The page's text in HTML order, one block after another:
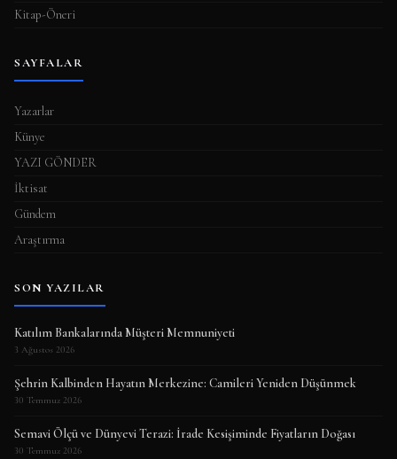
Kitap-Öneri
SAYFALAR
Yazarlar
Künye
YAZI GÖNDER
İktisat
Gündem
Araştırma
SON YAZILAR
Katılım Bankalarında Müşteri Memnuniyeti
3 Ağustos 2026
Şehrin Kalbinden Hayatın Merkezine: Camileri Yeniden Düşünmek
30 Temmuz 2026
Semavi Ölçü ve Dünyevi Terazi: İrade Kesişiminde Fiyatların Doğası
30 Temmuz 2026